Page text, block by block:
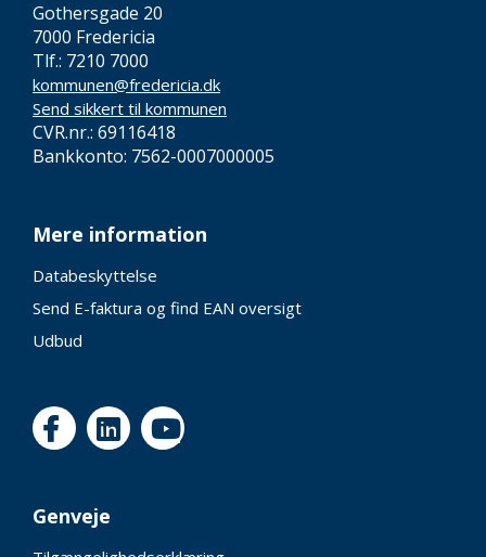
Gothersgade 20
7000 Fredericia
Tlf.: 7210 7000
kommunen@fredericia.dk
Send sikkert til kommunen
CVR.nr.: 69116418
Bankkonto: 7562-0007000005
Mere information
Databeskyttelse
Send E-faktura og find EAN oversigt
Udbud
Genveje